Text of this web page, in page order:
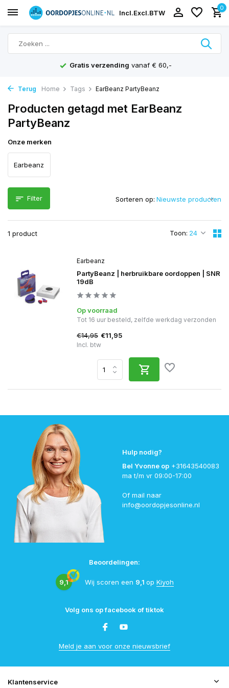
Incl.Excl.BTW
0
Gratis verzending vanaf € 60,-
Terug Home Tags EarBeanz PartyBeanz
Producten getagd met EarBeanz
PartyBeanz
Onze merken
Earbeanz
Filter
1 product Toon:
Sorteren op:
Earbeanz
PartyBeanz | herbruikbare oordoppen | SNR
19dB
Op voorraad
Tot 16 uur besteld, zelfde werkdag verzonden
€14,95 €11,95
Incl. btw
Hulp nodig?
Bel Yvonne op +31643540083
ma t/m vr 09:00-17:00
Of mail naar
info@oordopjesonline.nl
Beoordelingen:
9,1 Wij scoren een 9,1 op Kiyoh
Volg ons op facebook of tiktok
Meld je aan voor onze nieuwsbrief
Klantenservice